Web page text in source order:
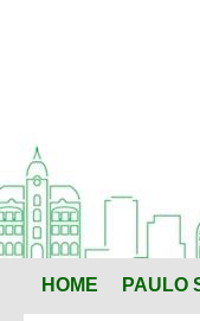
HOME PAULO